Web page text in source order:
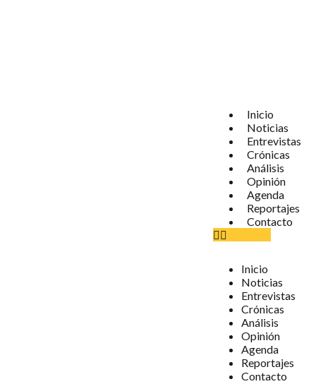
Inicio
Noticias
Entrevistas
Crónicas
Análisis
Opinión
Agenda
Reportajes
Contacto
Inicio
Noticias
Entrevistas
Crónicas
Análisis
Opinión
Agenda
Reportajes
Contacto